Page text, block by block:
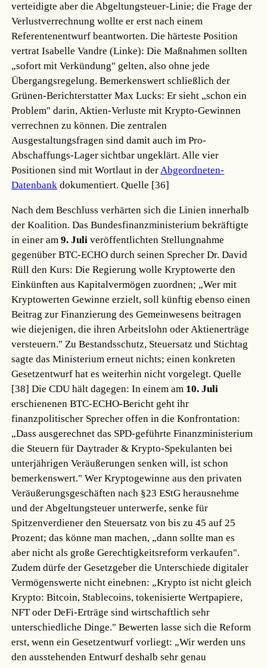
verteidigte aber die Abgeltungsteuer-Linie; die Frage der
Verlustverrechnung wollte er erst nach einem
Referentenentwurf beantworten. Die härteste Position
vertrat Isabelle Vandre (Linke): Die Maßnahmen sollten
„sofort mit Verkündung" gelten, also ohne jede
Übergangsregelung. Bemerkenswert schließlich der
Grünen-Berichterstatter Max Lucks: Er sieht „schon ein
Problem" darin, Aktien-Verluste mit Krypto-Gewinnen
verrechnen zu können. Die zentralen
Ausgestaltungsfragen sind damit auch im Pro-
Abschaffungs-Lager sichtbar ungeklärt. Alle vier
Positionen sind mit Wortlaut in derAbgeordneten-
Datenbank dokumentiert.Quelle [36]
Nach dem Beschluss verhärten sich die Linien innerhalb
der Koalition. Das Bundesfinanzministerium bekräftigte
in einer am9. Juli veröffentlichten Stellungnahme
gegenüber BTC-ECHO durch seinen Sprecher Dr. David
Rüll den Kurs: Die Regierung wolle Kryptowerte den
Einkünften aus Kapitalvermögen zuordnen; „Wer mit
Kryptowerten Gewinne erzielt, soll künftig ebenso einen
Beitrag zur Finanzierung des Gemeinwesens beitragen
wie diejenigen, die ihren Arbeitslohn oder Aktienerträge
versteuern." Zu Bestandsschutz, Steuersatz und Stichtag
sagte das Ministerium erneut nichts; einen konkreten
Gesetzentwurf hat es weiterhin nicht vorgelegt.Quelle
[38] Die CDU hält dagegen: In einem am 10. Juli
erschienenen BTC-ECHO-Bericht geht ihr
finanzpolitischer Sprecher offen in die Konfrontation:
„Dass ausgerechnet das SPD-geführte Finanzministerium
die Steuern für Daytrader & Krypto-Spekulanten bei
unterjährigen Veräußerungen senken will, ist schon
bemerkenswert." Wer Kryptogewinne aus den privaten
Veräußerungsgeschäften nach §23 EStG herausnehme
und der Abgeltungsteuer unterwerfe, senke für
Spitzenverdiener den Steuersatz von bis zu 45 auf 25
Prozent; das könne man machen, „dann sollte man es
aber nicht als große Gerechtigkeitsreform verkaufen".
Zudem dürfe der Gesetzgeber die Unterschiede digitaler
Vermögenswerte nicht einebnen: „Krypto ist nicht gleich
Krypto: Bitcoin, Stablecoins, tokenisierte Wertpapiere,
NFT oder DeFi-Erträge sind wirtschaftlich sehr
unterschiedliche Dinge." Bewerten lasse sich die Reform
erst, wenn ein Gesetzentwurf vorliegt: „Wir werden uns
den ausstehenden Entwurf deshalb sehr genau